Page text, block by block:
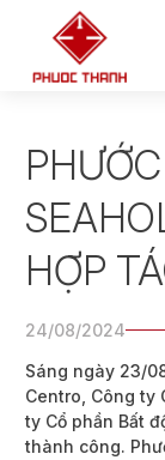
HỢP
24/08/2024
Sáng ngày 23/
Centro, Công ty
ty Cổ phần Bất
thành công.